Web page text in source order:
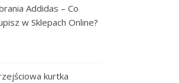
Addidas – Co
w Sklepach Online?
kurtka